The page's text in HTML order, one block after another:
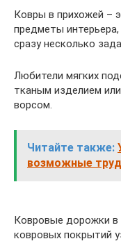
Ковры в прихожей –
предметы
сразу несколько
Любители мягких
тканым изделием
ворсом.
Читайте также:
возможные
Ковровые дорожки в
ковровых покрытий